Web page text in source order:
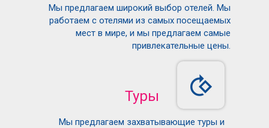
Мы предлагаем широкий выбор отелей. Мы
работаем с отелями из самых посещаемых
мест в мире, и мы предлагаем самые
привлекательные цены.
Туры
Мы предлагаем захватывающие туры и